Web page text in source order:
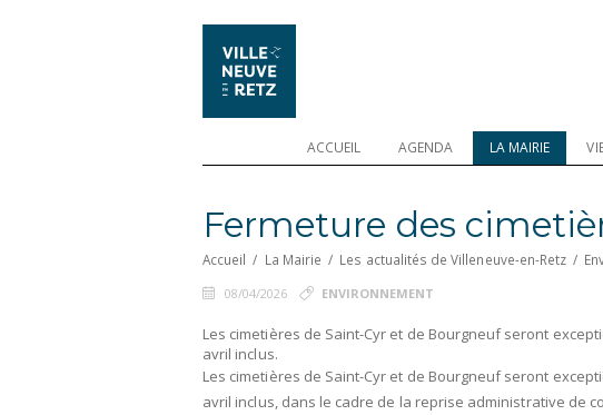
ACCUEIL AGENDA LA MAIRIE
Fermeture des
Accueil / La Mairie / Les actualités de Villeneuve-en-Retz /
08/04/2026 ENVIRONNEMENT
Les cimetières de Saint-Cyr et de Bourgneuf seront
avril inclus.
Les cimetières de Saint-Cyr et de Bourgneuf seront
avril inclus, dans le cadre de la reprise administrative de